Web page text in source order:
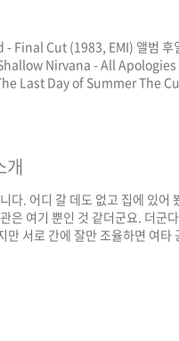
Final Cut (1983, EMI) 앨범
Nirvana - All Apologies
The Last Day of Summer The
개
다. 어디 갈 데도 없고 집에 있어
은 여기 뿐인 것 같더군요. 더군
서로 간에 잘만 조율하면 여
그런지 몰라도 하나같이 추천감